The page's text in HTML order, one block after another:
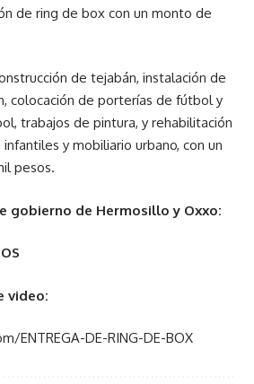
de ring de box con un monto de
de tejabán, instalación de
colocación de porterías de fútbol y
trabajos de pintura, y rehabilitación
y mobiliario urbano, con un
pesos.
gobierno de Hermosillo y Oxxo:
video:
ENTREGA-DE-RING-DE-BOX